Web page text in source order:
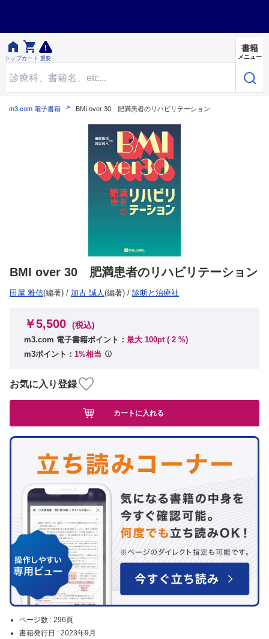

トップ

カート 重要
書籍
メニュー
m3.com 電子書籍 BMI over 30 肥満患者のリハビリテーション
BMI over 30 肥満患者のリハビリテーション
田屋 雅信(編著) / 加古 誠人(編著) / 診断と治療社
ページ数 : 296頁
書籍発行日 : 2023年9月
￥5,500 (税込)
m3.com 電子書籍ポイント： 最大 100pt ( 2 %)
m3ポイント： 1%相当
お気に入り登録
カートに入れる